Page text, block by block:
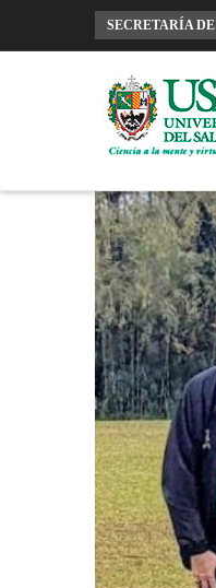
SECRETARÍA DE